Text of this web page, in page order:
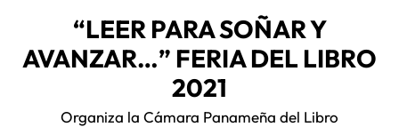
“LEER PARA SOÑAR Y
AVANZAR…” FERIA DEL LIBRO
2021
Organiza la Cámara Panameña del Libro